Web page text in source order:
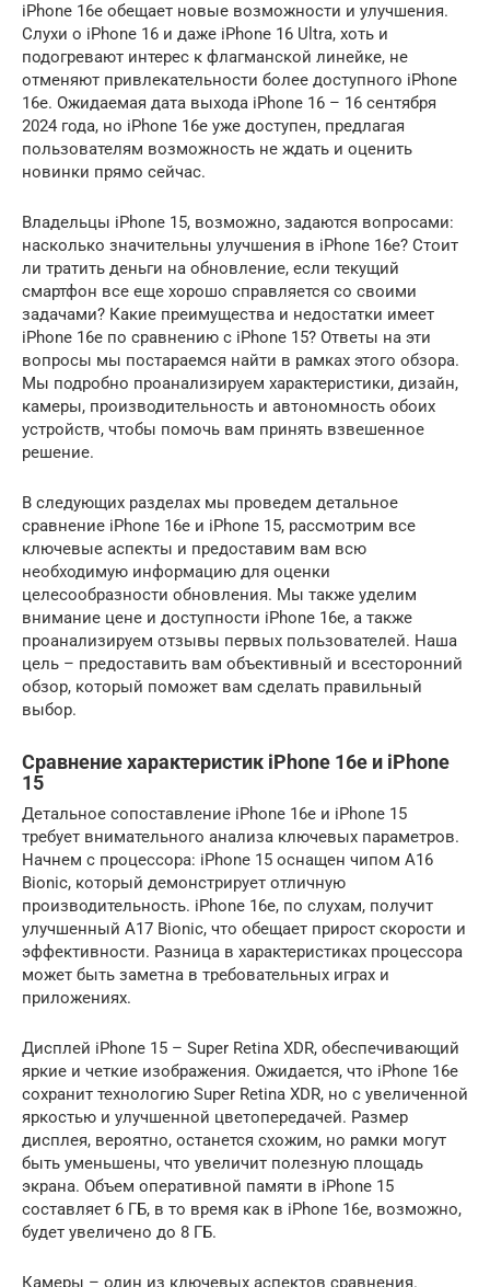
iPhone 16e обещает новые возможности и улучшения.
Слухи о iPhone 16 и даже iPhone 16 Ultra, хоть и
подогревают интерес к флагманской линейке, не
отменяют привлекательности более доступного iPhone
16e. Ожидаемая дата выхода iPhone 16 – 16 сентября
2024 года, но iPhone 16e уже доступен, предлагая
пользователям возможность не ждать и оценить
новинки прямо сейчас.
Владельцы iPhone 15, возможно, задаются вопросами:
насколько значительны улучшения в iPhone 16e? Стоит
ли тратить деньги на обновление, если текущий
смартфон все еще хорошо справляется со своими
задачами? Какие преимущества и недостатки имеет
iPhone 16e по сравнению с iPhone 15? Ответы на эти
вопросы мы постараемся найти в рамках этого обзора.
Мы подробно проанализируем характеристики, дизайн,
камеры, производительность и автономность обоих
устройств, чтобы помочь вам принять взвешенное
решение.
В следующих разделах мы проведем детальное
сравнение iPhone 16e и iPhone 15, рассмотрим все
ключевые аспекты и предоставим вам всю
необходимую информацию для оценки
целесообразности обновления. Мы также уделим
внимание цене и доступности iPhone 16e, а также
проанализируем отзывы первых пользователей. Наша
цель – предоставить вам объективный и всесторонний
обзор, который поможет вам сделать правильный
выбор.
Сравнение характеристик iPhone 16e и iPhone
15
Детальное сопоставление iPhone 16e и iPhone 15
требует внимательного анализа ключевых параметров.
Начнем с процессора: iPhone 15 оснащен чипом A16
Bionic, который демонстрирует отличную
производительность. iPhone 16e, по слухам, получит
улучшенный A17 Bionic, что обещает прирост скорости и
эффективности. Разница в характеристиках процессора
может быть заметна в требовательных играх и
приложениях.
Дисплей iPhone 15 – Super Retina XDR, обеспечивающий
яркие и четкие изображения. Ожидается, что iPhone 16e
сохранит технологию Super Retina XDR, но с увеличенной
яркостью и улучшенной цветопередачей. Размер
дисплея, вероятно, останется схожим, но рамки могут
быть уменьшены, что увеличит полезную площадь
экрана. Объем оперативной памяти в iPhone 15
составляет 6 ГБ, в то время как в iPhone 16e, возможно,
будет увеличено до 8 ГБ.
Камеры – один из ключевых аспектов сравнения.